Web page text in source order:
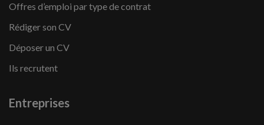
Offres d’emploi par type de contrat
Rédiger son CV
Déposer un CV
Ils recrutent
Entreprises